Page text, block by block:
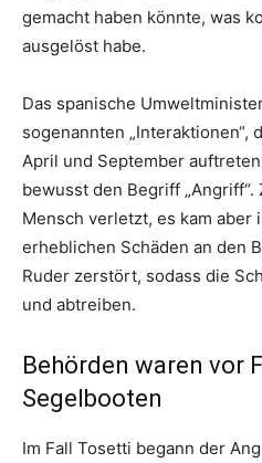
gemacht haben könnte, was
ausgelöst habe.
Das spanische
sogenannten „Interaktionen“,
April und September
bewusst den Begriff
Mensch verletzt, es kam aber
erheblichen Schäden an den
Ruder zerstört, sodass die
und abtreiben.
Behörden waren vor
Segelbooten
Im Fall Tosetti begann der